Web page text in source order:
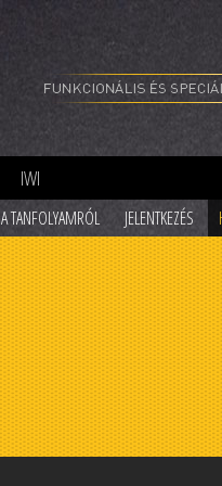
IWI
A TANFOLYAMRÓL JELENTKEZÉS